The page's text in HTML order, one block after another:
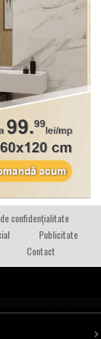
confidențialitate
Publicitate
Contact